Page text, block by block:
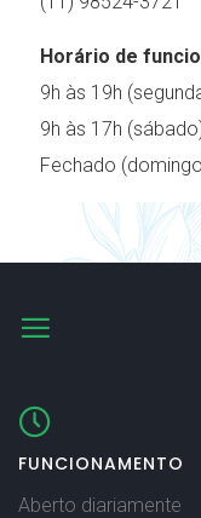
Horário de
9h às 19h
9h às 17h
Fechado
FUNCIONAMENTO
Aberto diariamente